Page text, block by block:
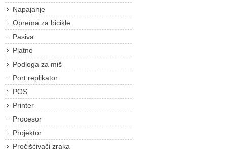
Napajanje
Oprema za bicikle
Pasiva
Platno
Podloga za miš
Port replikator
POS
Printer
Procesor
Projektor
Pročišćivači zraka